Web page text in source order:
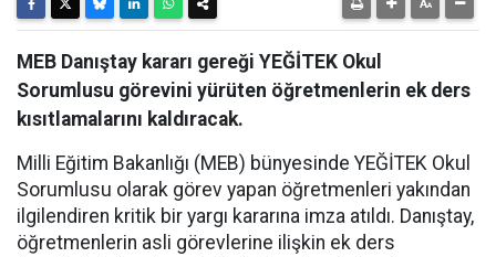
MEB Danıştay kararı gereği YEĞİTEK Okul
Sorumlusu görevini yürüten öğretmenlerin ek ders
kısıtlamalarını kaldıracak.
Milli Eğitim Bakanlığı (MEB) bünyesinde YEĞİTEK Okul
Sorumlusu olarak görev yapan öğretmenleri yakından
ilgilendiren kritik bir yargı kararına imza atıldı. Danıştay,
öğretmenlerin asli görevlerine ilişkin ek ders